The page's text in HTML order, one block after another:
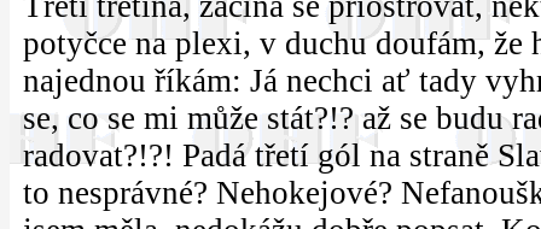
potyčce na plexi, v duchu doufám, že
najednou říkám: Já nechci ať tady
se, co se mi může stát?!? až se budu
radovat?!?! Padá třetí gól na straně
to nesprávné? Nehokejové?